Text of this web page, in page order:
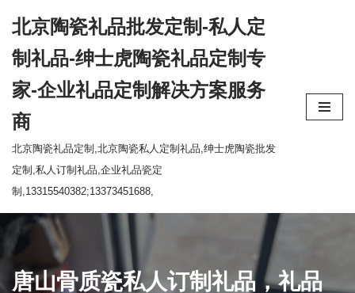
至
正
文
北京陶瓷礼品批发定制-私人定
制礼品-绅士虎陶瓷礼品定制专
家-企业礼品定制解决方案服务
商
北京陶瓷礼品定制,北京陶瓷私人定制礼品,绅士虎陶瓷批发
定制,私人订制礼品,企业礼品瓷定
制,13315540382;13373451688,
唐山骨质瓷私人订制礼品，礼品